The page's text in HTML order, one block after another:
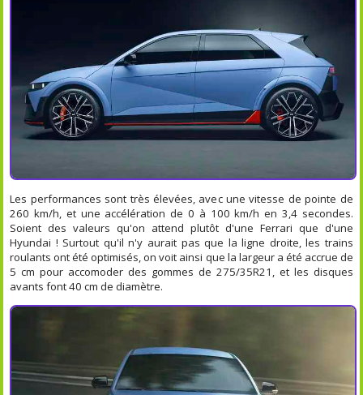
Les performances sont très élevées, avec une vitesse de pointe de
260 km/h, et une accélération de 0 à 100 km/h en 3,4 secondes.
Soient des valeurs qu'on attend plutôt d'une Ferrari que d'une
Hyundai ! Surtout qu'il n'y aurait pas que la ligne droite, les trains
roulants ont été optimisés, on voit ainsi que la largeur a été accrue de
5 cm pour accomoder des gommes de 275/35R21, et les disques
avants font 40 cm de diamètre.